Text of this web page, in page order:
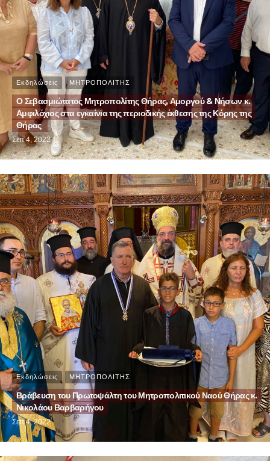
Εκδηλώσεις ΜΗΤΡΟΠΟΛΙΤΗΣ
Ο Σεβασμιώτατος Μητροπολίτης Θήρας, Αμοργού & Νήσων κ.
Αμφιλόχιος στα εγκαίνια της περιοδικής έκθεσης της Κόρης της
Θήρας
Σεπ 4, 2022
Εκδηλώσεις ΜΗΤΡΟΠΟΛΙΤΗΣ
Βράβευση του Πρωτοψάλτη του Μητροπολιτικού Ναού Θήρας κ.
Νικολάου Βαρβαρήγου
Σεπ 4, 2022